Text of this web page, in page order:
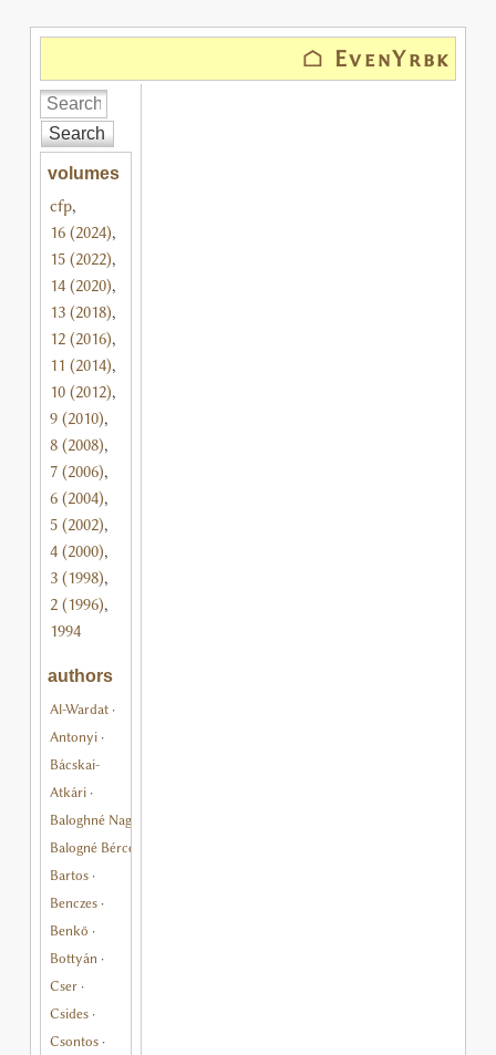
⌂ EvenYrbk
Search
volumes
cfp,
16 (2024),
15 (2022),
14 (2020),
13 (2018),
12 (2016),
11 (2014),
10 (2012),
9 (2010),
8 (2008),
7 (2006),
6 (2004),
5 (2002),
4 (2000),
3 (1998),
2 (1996),
1994
authors
Al-Wardat·
Antonyi·
Bácskai-
Atkári·
Baloghné Nagy
Balogné Bérces
Bartos·
Benczes·
Benkő ·
Bottyán ·
Cser·
Csides·
Csontos·